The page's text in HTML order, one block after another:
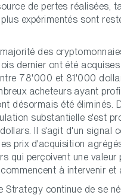
de pertes réalisées,
expérimentés sont
des
dernier ont été
78'000 et 81'000
acheteurs ayant
désormais été éliminés.
substantielle s'est
Il s'agit d'un signal
prix d'acquisition
qui perçoivent une
à intervenir et
Strategy continue de se